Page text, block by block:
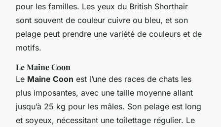
pour les familles. Les yeux du British Shorthair
sont souvent de couleur cuivre ou bleu, et son
pelage peut prendre une variété de couleurs et de
motifs.
Le Maine Coon
Le Maine Coon est l’une des races de chats les
plus imposantes, avec une taille moyenne allant
jusqu’à 25 kg pour les mâles. Son pelage est long
et soyeux, nécessitant une toilettage régulier. Le